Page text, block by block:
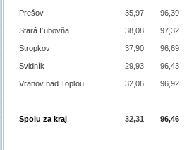
Prešov 35,97 96,39
Stará Ľubovňa 38,08 97,32
Stropkov 37,90 96,69
Svidník 29,93 96,43
Vranov nad Topľou 32,06 96,92
Spolu za kraj 32,31 96,46